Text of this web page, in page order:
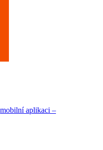
mobilní aplikaci –